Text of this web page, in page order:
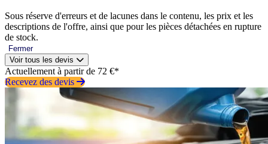
Sous réserve d'erreurs et de lacunes dans le contenu, les prix et les
descriptions de l'offre, ainsi que pour les pièces détachées en rupture
de stock.
Fermer
Voir tous les devis
Actuellement à partir de 72 €*
Recevez des devis